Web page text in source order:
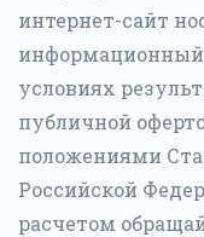
интернет-сайт
информационный
условиях
публичной
положениями
Российской
расчетом